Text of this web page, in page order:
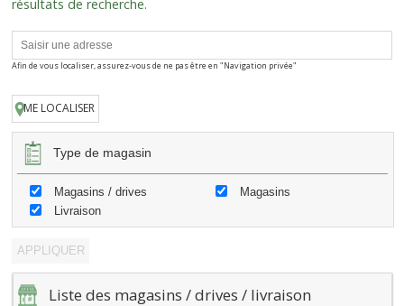
résultats de recherche.
Afin de vous localiser, assurez-vous de ne pas être en "Navigation privée"
ME LOCALISER
Type de magasin
Magasins / drives
Magasins
Livraison
Liste des magasins / drives / livraison